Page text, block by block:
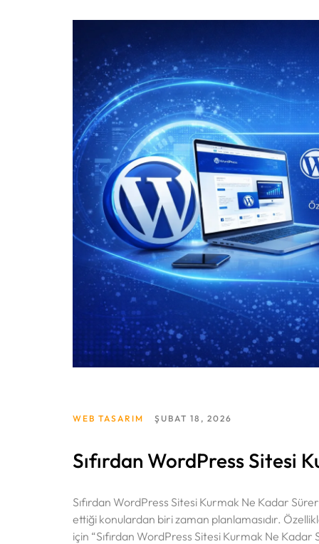
WEB TASARIM ŞUBAT 18, 2026
Sıfırdan WordPress Sitesi
Sıfırdan WordPress Sitesi Kurmak Ne Kadar
ettiği konulardan biri zaman planlamasıdır.
için “Sıfırdan WordPress Sitesi Kurmak Ne